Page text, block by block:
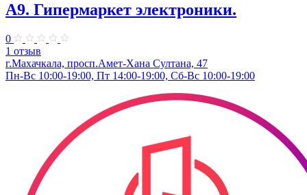
А9. Гипермаркет электроники.
0
1 отзыв
г.Махачкала, просп.Амет-Хана Султана, 47
Пн-Вс 10:00-19:00, Пт 14:00-19:00, Сб-Вс 10:00-19:00